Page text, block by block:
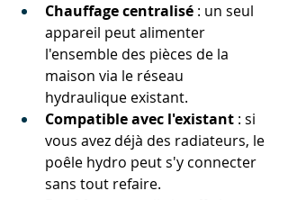
Chauffage centralisé : un seul
appareil peut alimenter
l'ensemble des pièces de la
maison via le réseau
hydraulique existant.
Compatible avec l'existant : si
vous avez déjà des radiateurs, le
poêle hydro peut s'y connecter
sans tout refaire.